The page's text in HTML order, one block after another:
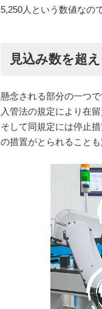
5,250人という数値なの
見込み数を超
懸念される部分の一つ
入管法の規定により在
そして同規定には停止
の措置がとられることも